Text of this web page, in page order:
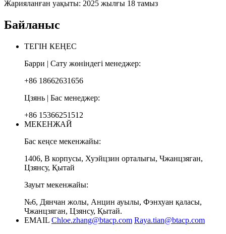
Жарияланған уақыты: 2025 жылғы 18 тамыз
Байланыс
ТЕГІН КЕҢЕС
Барри | Сату жөніндегі менеджер:
+86 18662631656
Цзянь | Бас менеджер:
+86 15366251512
МЕКЕНЖАЙ
Бас кеңсе мекенжайы:
1406, В корпусы, Хуэйцзин орталығы, Чжанцзяган,
Цзянсу, Қытай
Зауыт мекенжайы:
№6, Дянчан жолы, Анцин ауылы, Фэнхуан қаласы,
Чжанцзяган, Цзянсу, Қытай.
EMAIL Chloe.zhang@btacp.com Raya.tian@btacp.com